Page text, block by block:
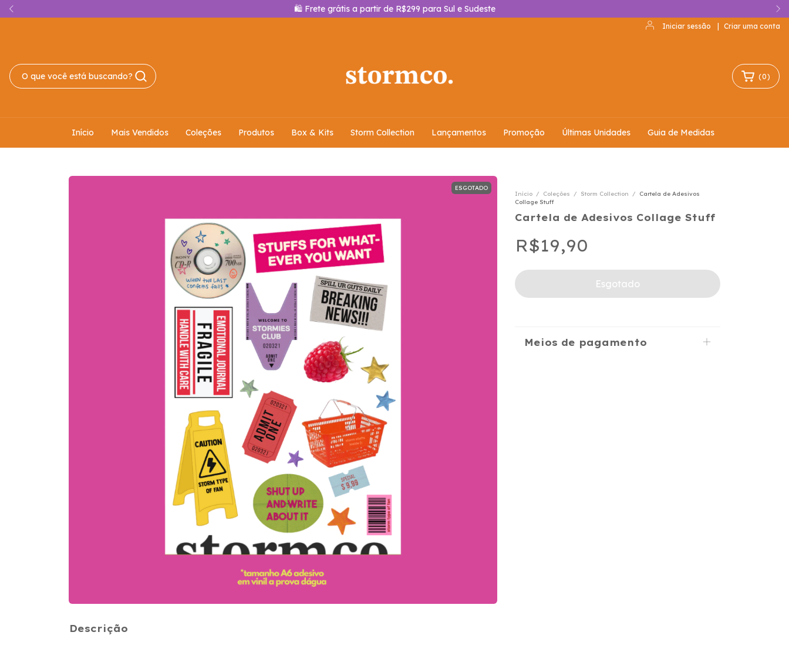
Iniciar sessão Criar uma conta
⭐️ Use o cupom STORMIES em sua primeira compra
(0)
Início Mais Vendidos Coleções Produtos Box & Kits Storm Collection Lançamentos Promoção Últimas Unidades Guia de Medidas
ESGOTADO
Início / Coleções / Storm Collection /
Cartela de Adesivos
Collage Stuff
Cartela de Adesivos Collage Stuff
R$19,90
Meios de pagamento
Descrição